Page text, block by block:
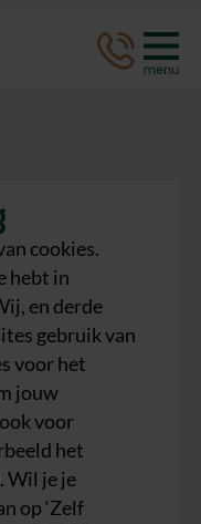
cookies.
hebt in
en derde
gebruik van
voor het
jouw
voor
het
Wil je je
op ‘Zelf